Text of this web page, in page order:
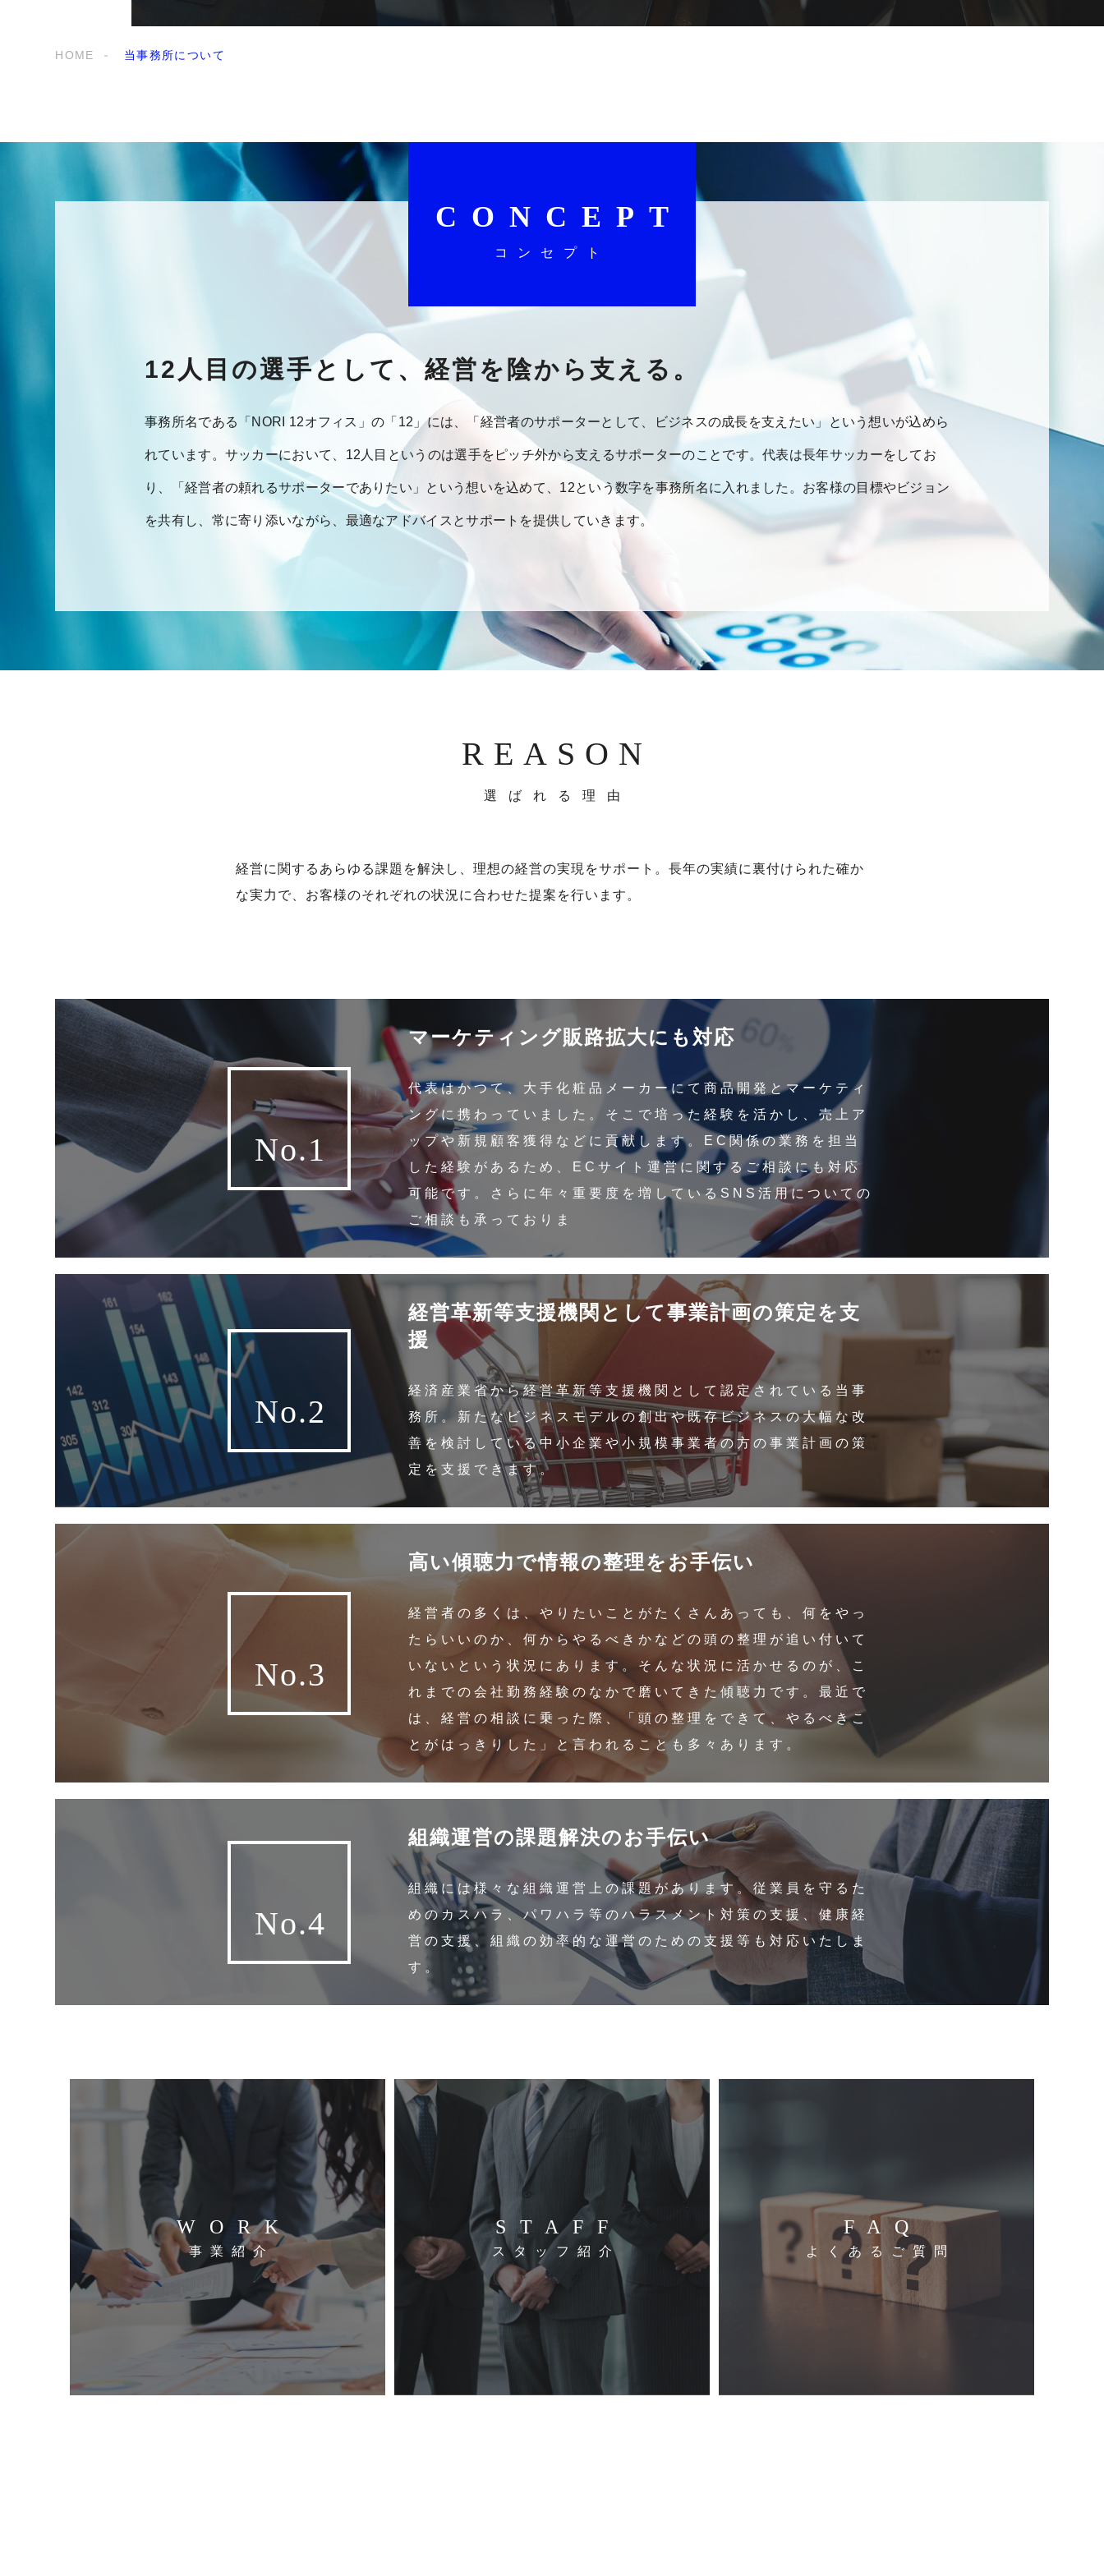
HOME 当事務所について
CONCEPT
コンセプト
12人目の選手として、経営を陰から支える。
事務所名である「NORI 12オフィス」の「12」には、「経営者のサポーターとして、ビジネスの成長を支えたい」という想いが込めら
れています。サッカーにおいて、12人目というのは選手をピッチ外から支えるサポーターのことです。代表は長年サッカーをしてお
り、「経営者の頼れるサポーターでありたい」という想いを込めて、12という数字を事務所名に入れました。お客様の目標やビジョン
を共有し、常に寄り添いながら、最適なアドバイスとサポートを提供していきます。
REASON
選ばれる理由
経営に関するあらゆる課題を解決し、理想の経営の実現をサポート。長年の実績に裏付けられた確か
な実力で、お客様のそれぞれの状況に合わせた提案を行います。
マーケティング販路拡大にも対応
代表はかつて、大手化粧品メーカーにて商品開発とマーケティ
ングに携わっていました。そこで培った経験を活かし、売上ア
ップや新規顧客獲得などに貢献します。EC関係の業務を担当
した経験があるため、ECサイト運営に関するご相談にも対応
可能です。さらに年々重要度を増しているSNS活用についての
ご相談も承っておりま
経営革新等支援機関として事業計画の策定を支
援
経済産業省から経営革新等支援機関として認定されている当事
務所。新たなビジネスモデルの創出や既存ビジネスの大幅な改
善を検討している中小企業や小規模事業者の方の事業計画の策
定を支援できます。
高い傾聴力で情報の整理をお手伝い
経営者の多くは、やりたいことがたくさんあっても、何をやっ
たらいいのか、何からやるべきかなどの頭の整理が追い付いて
いないという状況にあります。そんな状況に活かせるのが、こ
れまでの会社勤務経験のなかで磨いてきた傾聴力です。最近で
は、経営の相談に乗った際、「頭の整理をできて、やるべきこ
とがはっきりした」と言われることも多々あります。
組織運営の課題解決のお手伝い
組織には様々な組織運営上の課題があります。従業員を守るた
めのカスハラ、パワハラ等のハラスメント対策の支援、健康経
営の支援、組織の効率的な運営のための支援等も対応いたしま
す。
WORK
事業紹介
STAFF
スタッフ紹介
FAQ
よくあるご質問